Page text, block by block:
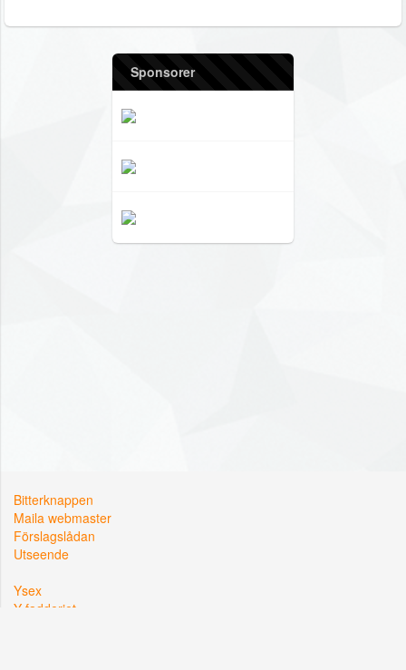
Sponsorer
Bitterknappen
Maila webmaster
Förslagslådan
Utseende
Ysex
Y-fadderiet